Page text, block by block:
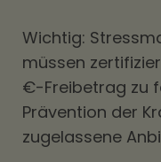
Wichtig:
müssen
€-Freibetrag zu
Prävention der
zugelassene